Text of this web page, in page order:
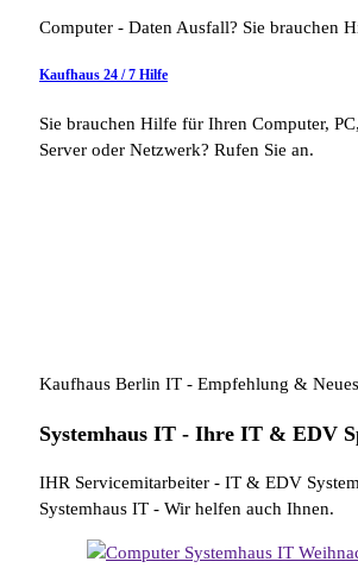
Computer - Daten Ausfall? Sie brauchen
Kaufhaus 24 / 7 Hilfe
Sie brauchen Hilfe für Ihren Computer,
Server oder Netzwerk? Rufen Sie an.
Kaufhaus Berlin IT - Empfehlung & Neues
Systemhaus IT - Ihre IT & EDV
IHR Servicemitarbeiter - IT & EDV
Systemhaus IT - Wir helfen auch Ihnen.